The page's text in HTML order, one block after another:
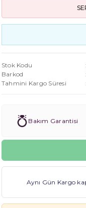
Stok Kodu
Barkod
Tahmini Kargo Süresi
Bakım Garantisi
Aynı Gün Kargo